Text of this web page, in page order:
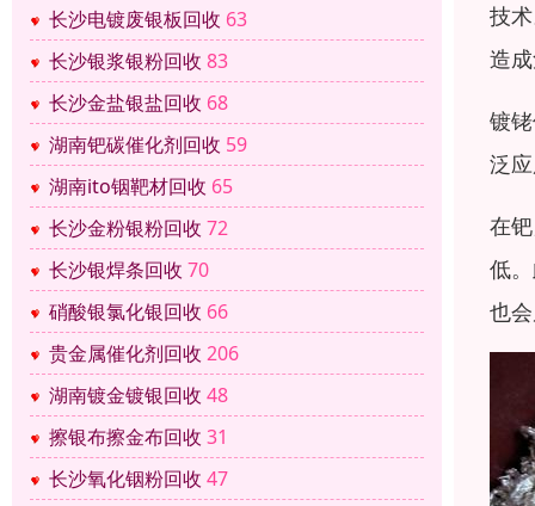
长沙电镀废银板回收 63
长沙银浆银粉回收 83
长沙金盐银盐回收 68
湖南钯碳催化剂回收 59
湖南ito铟靶材回收 65
长沙金粉银粉回收 72
长沙银焊条回收 70
硝酸银氯化银回收 66
贵金属催化剂回收 206
湖南镀金镀银回收 48
擦银布擦金布回收 31
长沙氧化铟粉回收 47
技
造
镀
泛
在
低
也